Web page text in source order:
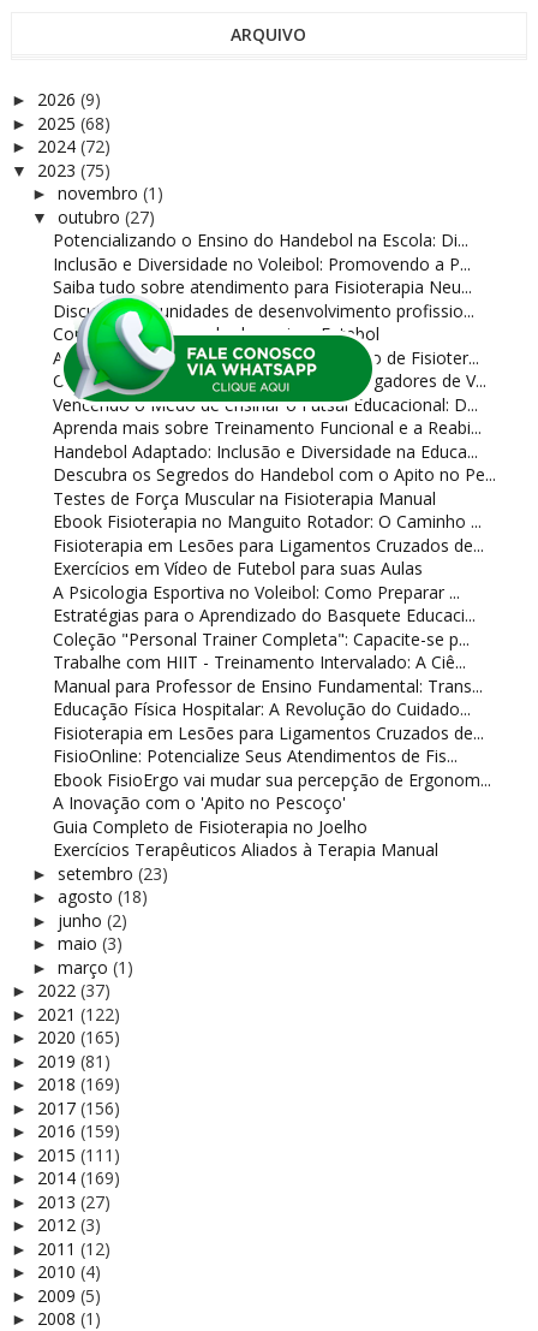
ARQUIVO
► 2026 (9)
► 2025 (68)
► 2024 (72)
▼ 2023 (75)
► novembro (1)
▼ outubro (27)
Potencializando o Ensino do Handebol na Escola: Di...
Inclusão e Diversidade no Voleibol: Promovendo a P...
Saiba tudo sobre atendimento para Fisioterapia Neu...
Discuta oportunidades de desenvolvimento profissio...
Como superar o medo de ensinar Futebol
Aprenda muitos aspectos no atendimento de Fisioter...
O Papel do Treinador na Formação de Jogadores de V...
Vencendo o Medo de ensinar o Futsal Educacional: D...
Aprenda mais sobre Treinamento Funcional e a Reabi...
Handebol Adaptado: Inclusão e Diversidade na Educa...
Descubra os Segredos do Handebol com o Apito no Pe...
Testes de Força Muscular na Fisioterapia Manual
Ebook Fisioterapia no Manguito Rotador: O Caminho ...
Fisioterapia em Lesões para Ligamentos Cruzados de...
Exercícios em Vídeo de Futebol para suas Aulas
A Psicologia Esportiva no Voleibol: Como Preparar ...
Estratégias para o Aprendizado do Basquete Educaci...
Coleção "Personal Trainer Completa": Capacite-se p...
Trabalhe com HIIT - Treinamento Intervalado: A Ciê...
Manual para Professor de Ensino Fundamental: Trans...
Educação Física Hospitalar: A Revolução do Cuidado...
Fisioterapia em Lesões para Ligamentos Cruzados de...
FisioOnline: Potencialize Seus Atendimentos de Fis...
Ebook FisioErgo vai mudar sua percepção de Ergonom...
A Inovação com o 'Apito no Pescoço'
Guia Completo de Fisioterapia no Joelho
Exercícios Terapêuticos Aliados à Terapia Manual
► setembro (23)
► agosto (18)
► junho (2)
► maio (3)
► março (1)
► 2022 (37)
► 2021 (122)
► 2020 (165)
► 2019 (81)
► 2018 (169)
► 2017 (156)
► 2016 (159)
► 2015 (111)
► 2014 (169)
► 2013 (27)
► 2012 (3)
► 2011 (12)
► 2010 (4)
► 2009 (5)
► 2008 (1)